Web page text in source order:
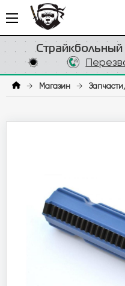
Страйкбольный
→ Магазин →